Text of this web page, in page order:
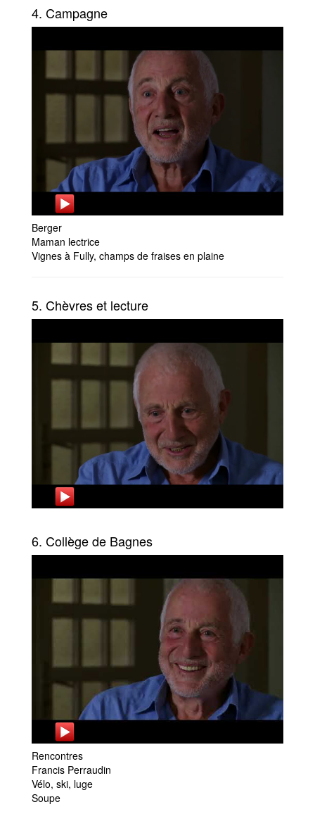
4. Campagne
Berger
Maman lectrice
Vignes à Fully, champs de fraises en plaine
5. Chèvres et lecture
6. Collège de Bagnes
Rencontres
Francis Perraudin
Vélo, ski, luge
Soupe